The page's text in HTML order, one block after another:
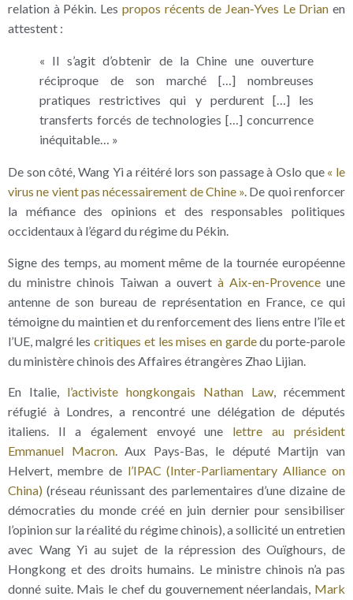
relation à Pékin. Les propos récents de Jean‑Yves Le Drian en
attestent :
« Il s’agit d’obtenir de la Chine une ouverture
réciproque de son marché […] nombreuses
pratiques restrictives qui y perdurent […] les
transferts forcés de technologies […] concurrence
inéquitable… »
De son côté, Wang Yi a réitéré lors son passage à Oslo que « le
virus ne vient pas nécessairement de Chine ». De quoi renforcer
la méfiance des opinions et des responsables politiques
occidentaux à l’égard du régime du Pékin.
Signe des temps, au moment même de la tournée européenne
du ministre chinois Taiwan a ouvert à Aix-en-Provenceune
antenne de son bureau de représentation en France, ce qui
témoigne du maintien et du renforcement des liens entre l’île et
l’UE, malgré lescritiques et les mises en gardedu porte-parole
du ministère chinois des Affaires étrangères Zhao Lijian.
En Italie, l’activiste hongkongais Nathan Law, récemment
réfugié à Londres, a rencontré une délégation de députés
italiens. Il a également envoyé une lettre au président
Emmanuel Macron. Aux Pays-Bas, le député Martijn van
Helvert, membre de l’IPAC (Inter-Parliamentary Alliance on
China) (réseau réunissant des parlementaires d’une dizaine de
démocraties du monde créé en juin dernier pour sensibiliser
l’opinion sur la réalité du régime chinois), a sollicité un entretien
avec Wang Yi au sujet de la répression des Ouïghours, de
Hongkong et des droits humains. Le ministre chinois n’a pas
donné suite. Mais le chef du gouvernement néerlandais, Mark